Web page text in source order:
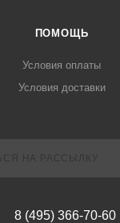
ПОМОЩЬ
Условия оплаты
Условия доставки
8 (495) 366-70-60